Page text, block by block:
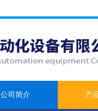
公司简介 产